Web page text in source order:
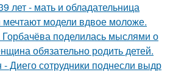
лет - мать и обладательница
мечтают модели вдвое моложе.
поделилась мыслями о
обязательно родить детей.
- Диего сотрудники поднесли выдр